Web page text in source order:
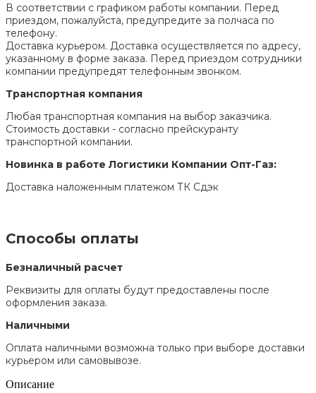
В соответствии с графиком работы компании. Перед
приездом, пожалуйста, предупредите за полчаса по
телефону.
Доставка курьером. Доставка осуществляется по адресу,
указанному в форме заказа. Перед приездом сотрудники
компании предупредят телефонным звонком.
Транспортная компания
Любая транспортная компания на выбор заказчика.
Стоимость доставки - согласно прейскуранту
транспортной компании.
Новинка в работе Логистики Компании Опт-Газ:
Доставка наложенным платежом ТК Сдэк
Способы оплаты
Безналичный расчет
Реквизиты для оплаты будут предоставлены после
оформления заказа.
Наличными
Оплата наличными возможна только при выборе доставки
курьером или самовывозе.
Описание